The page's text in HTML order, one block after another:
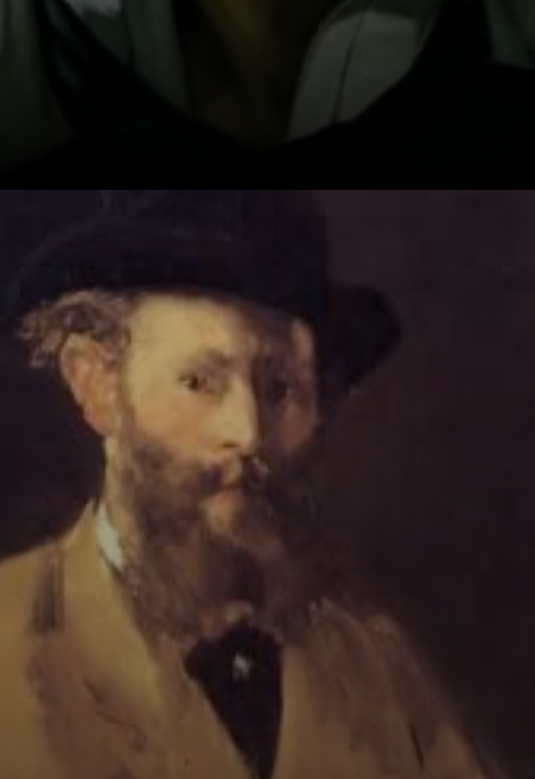
Édouard Manet
levou a realidade
ainda mais longe
nos anos 60,
desafiando as
categorias
tradicionais da